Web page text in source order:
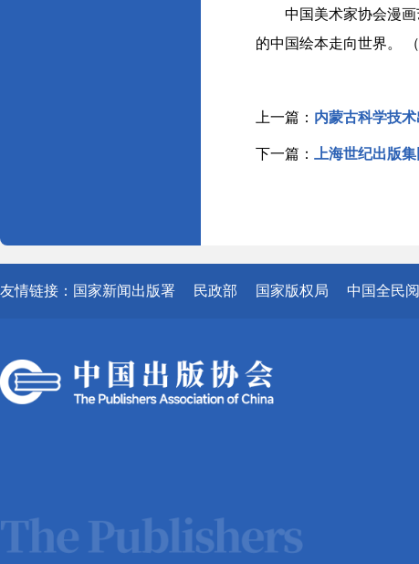
中国美术家协会漫画艺
的中国绘本走向世界。 （
上一篇： 内蒙古科学技
下一篇： 上海世纪出版
友情链接： 国家新闻出版署 民政部 国家版权局 中国全民